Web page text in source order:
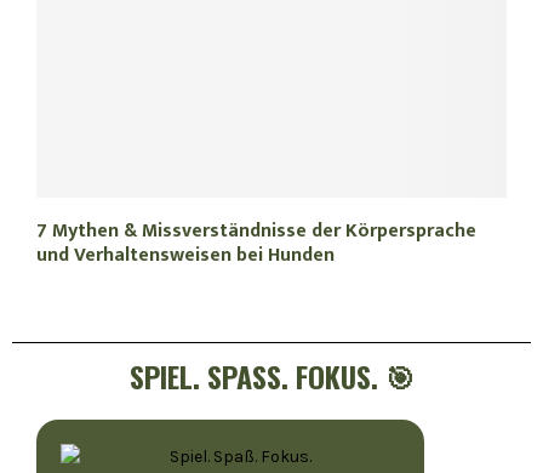
7 Mythen & Missverständnisse der Körpersprache
und Verhaltensweisen bei Hunden
SPIEL. SPASS. FOKUS. 🎯